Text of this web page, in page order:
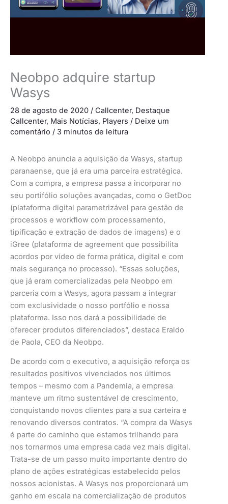
Neobpo adquire startup
Wasys
28 de agosto de 2020 / Callcenter, Destaque
Callcenter, Mais Notícias, Players / Deixe um
comentário / 3 minutos de leitura
A Neobpo anuncia a aquisição da Wasys, startup
paranaense, que já era uma parceira estratégica.
Com a compra, a empresa passa a incorporar no
seu portifólio soluções avançadas, como o GetDoc
(plataforma digital parametrizável para gestão de
processos e workflow com processamento,
tipificação e extração de dados de imagens) e o
iGree (plataforma de agreement que possibilita
acordos por vídeo de forma prática, digital e com
mais segurança no processo). “Essas soluções,
que já eram comercializadas pela Neobpo em
parceria com a Wasys, agora passam a integrar
com exclusividade o nosso portfólio e nossa
plataforma. Isso nos dará a possibilidade de
oferecer produtos diferenciados”, destaca Eraldo
de Paola, CEO da Neobpo.
De acordo com o executivo, a aquisição reforça os
resultados positivos vivenciados nos últimos
tempos – mesmo com a Pandemia, a empresa
manteve um ritmo sustentável de crescimento,
conquistando novos clientes para a sua carteira e
renovando diversos contratos. “A compra da Wasys
é parte do caminho que estamos trilhando para
nos tornarmos uma empresa cada vez mais digital.
Trata-se de um passo muito importante dentro do
plano de ações estratégicas estabelecido pelos
nossos acionistas. A Wasys nos proporcionará um
ganho em escala na comercialização de produtos